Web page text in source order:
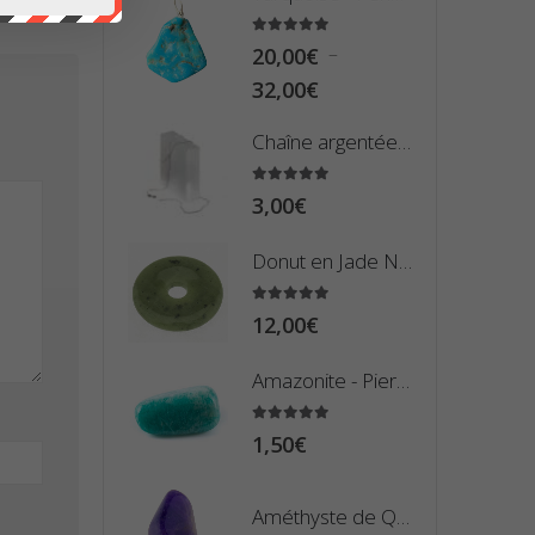
20,00€ –
32,00€
prix :
20,00€
32,00€
Chaîne argentée Maille serpent (50 centimètres)
3,00€
Donut en Jade Néphrite du Canada
12,00€
Amazonite - Pierre Roulée
1,50€
Améthyste de Qualité Extra - Pierre Roulée